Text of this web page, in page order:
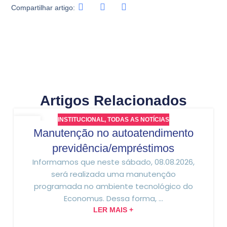
Compartilhar artigo:
Artigos Relacionados
INSTITUCIONAL, TODAS AS NOTÍCIAS
Manutenção no autoatendimento
previdência/empréstimos
Informamos que neste sábado, 08.08.2026,
será realizada uma manutenção
programada no ambiente tecnológico do
Economus. Dessa forma, ...
LER MAIS +